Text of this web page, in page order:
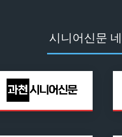
시니어신문